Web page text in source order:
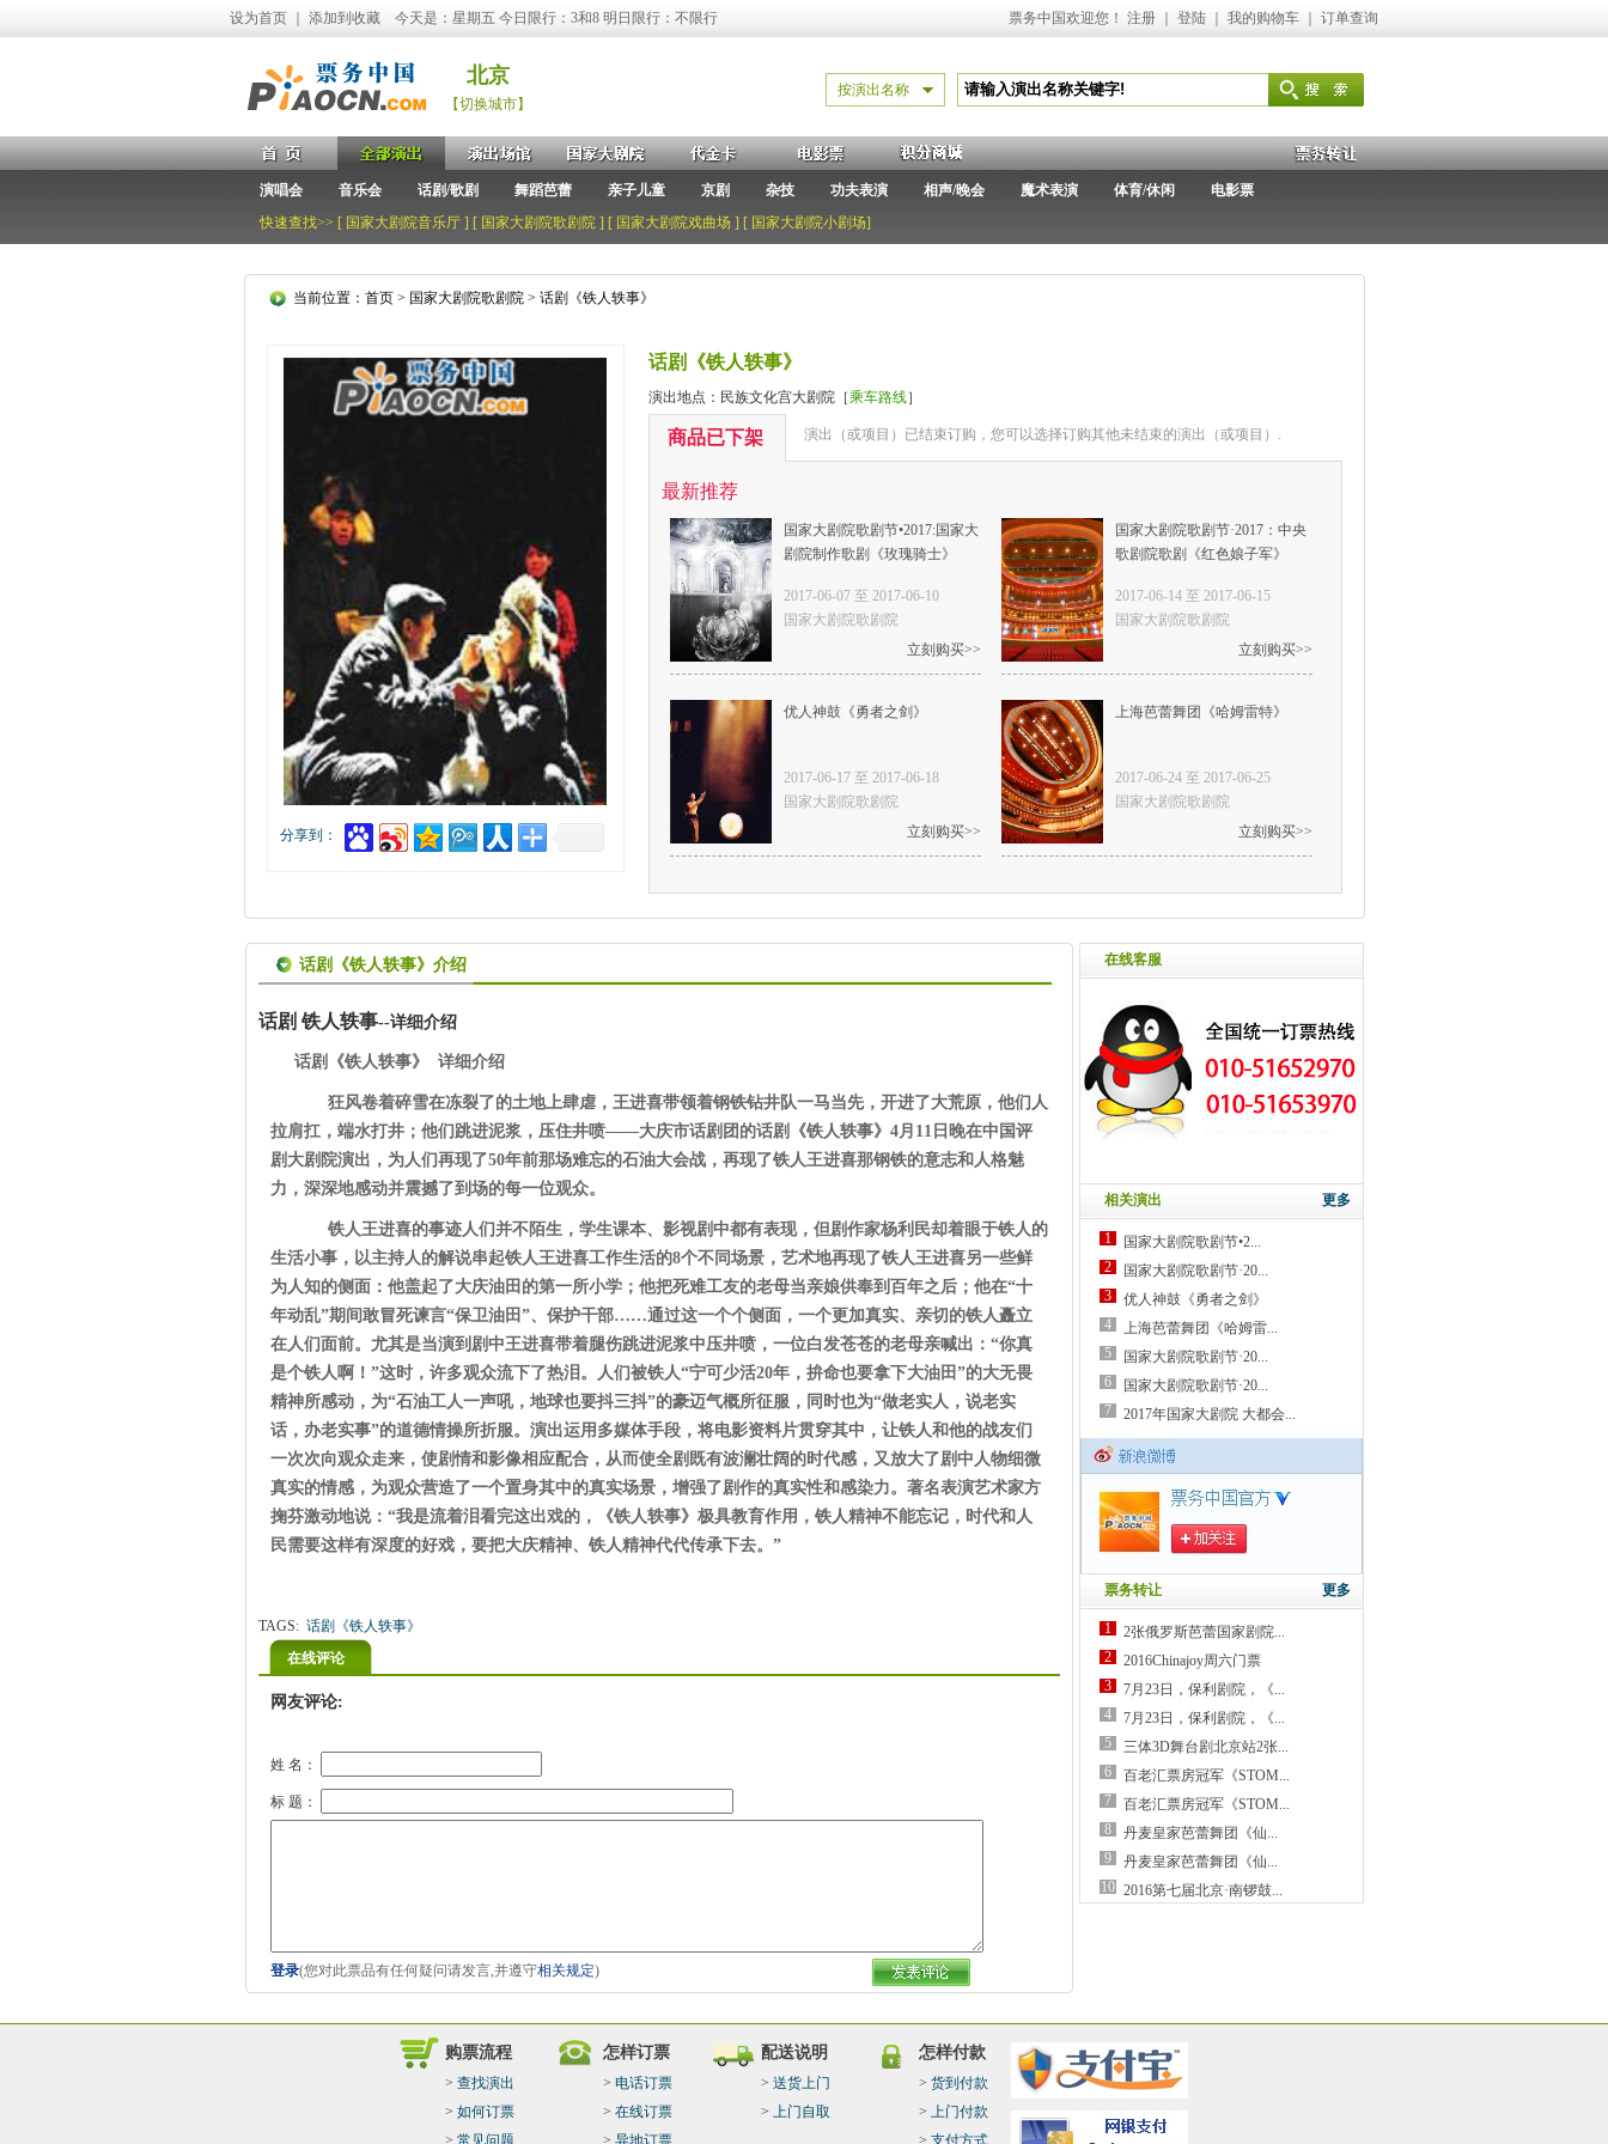
设为首页 添加到收藏 今天是：星期五 今日限行：3和8 明日限行：不限行 票务中国欢迎您！ 注册 登陆 我的购物车 订单查询
北京
【切换城市】
按演出名称
演唱会 音乐会 话剧/歌剧 舞蹈芭蕾 亲子儿童 京剧 杂技 功夫表演 相声/晚会 魔术表演 体育/休闲
电影票
快速查找>> [ 国家大剧院音乐厅 ] [ 国家大剧院歌剧院 ] [ 国家大剧院戏曲场 ] [ 国家大剧院小剧场]
当前位置： 首页> 国家大剧院歌剧院> 话剧《铁人轶事》
分享到：
话剧《铁人轶事》
演出地点：民族文化宫大剧院［乘车路线］
商品已下架 演出（或项目）已结束订购，您可以选择订购其他未结束的演出（或项目）.
最新推荐
国家大剧院歌剧节•2017:国家大
剧院制作歌剧《玫瑰骑士》
2017-06-07 至 2017-06-10
国家大剧院歌剧院
立刻购买>>
国家大剧院歌剧节·2017：中央
歌剧院歌剧《红色娘子军》
2017-06-14 至 2017-06-15
国家大剧院歌剧院
立刻购买>>
优人神鼓《勇者之剑》
2017-06-17 至 2017-06-18
国家大剧院歌剧院
立刻购买>>
上海芭蕾舞团《哈姆雷特》
2017-06-24 至 2017-06-25
国家大剧院歌剧院
立刻购买>>
在线客服
更多
相关演出
1
国家大剧院歌剧节•2...
2
国家大剧院歌剧节·20...
3
优人神鼓《勇者之剑》
4
上海芭蕾舞团《哈姆雷...
5
国家大剧院歌剧节·20...
6
国家大剧院歌剧节·20...
7
2017年国家大剧院 大都会...
更多
票务转让
1
2张俄罗斯芭蕾国家剧院...
2
2016Chinajoy周六门票
3
7月23日，保利剧院，《...
4
7月23日，保利剧院，《...
5
三体3D舞台剧北京站2张...
6
百老汇票房冠军《STOM...
7
百老汇票房冠军《STOM...
8
丹麦皇家芭蕾舞团《仙...
9
丹麦皇家芭蕾舞团《仙...
10 2016第七届北京·南锣鼓...
话剧《铁人轶事》介绍
话剧 铁人轶事--详细介绍
话剧《铁人轶事》 详细介绍
狂风卷着碎雪在冻裂了的土地上肆虐，王进喜带领着钢铁钻井队一马当先，开进了大荒原，他们人
拉肩扛，端水打井；他们跳进泥浆，压住井喷——大庆市话剧团的话剧《铁人轶事》4月11日晚在中国评
剧大剧院演出，为人们再现了50年前那场难忘的石油大会战，再现了铁人王进喜那钢铁的意志和人格魅
力，深深地感动并震撼了到场的每一位观众。
铁人王进喜的事迹人们并不陌生，学生课本、影视剧中都有表现，但剧作家杨利民却着眼于铁人的
生活小事，以主持人的解说串起铁人王进喜工作生活的8个不同场景，艺术地再现了铁人王进喜另一些鲜
为人知的侧面：他盖起了大庆油田的第一所小学；他把死难工友的老母当亲娘供奉到百年之后；他在“十
年动乱”期间敢冒死谏言“保卫油田”、保护干部……通过这一个个侧面，一个更加真实、亲切的铁人矗立
在人们面前。尤其是当演到剧中王进喜带着腿伤跳进泥浆中压井喷，一位白发苍苍的老母亲喊出：“你真
是个铁人啊！”这时，许多观众流下了热泪。人们被铁人“宁可少活20年，拚命也要拿下大油田”的大无畏
精神所感动，为“石油工人一声吼，地球也要抖三抖”的豪迈气概所征服，同时也为“做老实人，说老实
话，办老实事”的道德情操所折服。演出运用多媒体手段，将电影资料片贯穿其中，让铁人和他的战友们
一次次向观众走来，使剧情和影像相应配合，从而使全剧既有波澜壮阔的时代感，又放大了剧中人物细微
真实的情感，为观众营造了一个置身其中的真实场景，增强了剧作的真实性和感染力。著名表演艺术家方
掬芬激动地说：“我是流着泪看完这出戏的，《铁人轶事》极具教育作用，铁人精神不能忘记，时代和人
民需要这样有深度的好戏，要把大庆精神、铁人精神代代传承下去。”
TAGS: 话剧《铁人轶事》
在线评论
网友评论:
姓 名：
标 题：
登录(您对此票品有任何疑问请发言,并遵守相关规定)
购票流程
> 查找演出
> 如何订票
> 常见问题
怎样订票
> 电话订票
> 在线订票
> 异地订票
配送说明
> 送货上门
> 上门自取
怎样付款
> 货到付款
> 上门付款
> 支付方式